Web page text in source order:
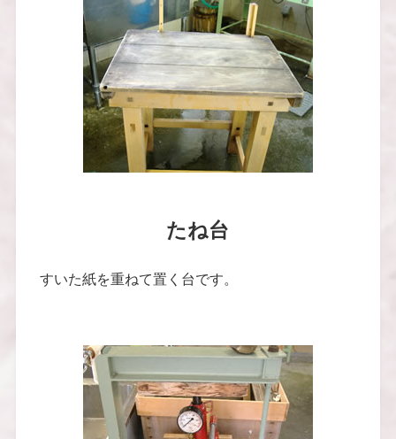
たね台
すいた紙を重ねて置く台です。